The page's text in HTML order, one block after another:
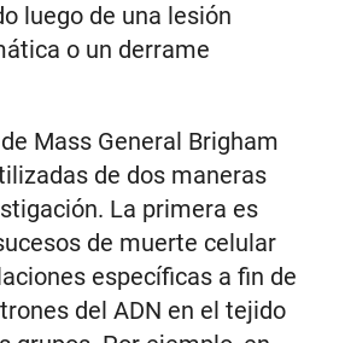
luego de una lesión
o un derrame
Mass General Brigham
de dos maneras
La primera es
de muerte celular
específicas a fin de
del ADN en el tejido